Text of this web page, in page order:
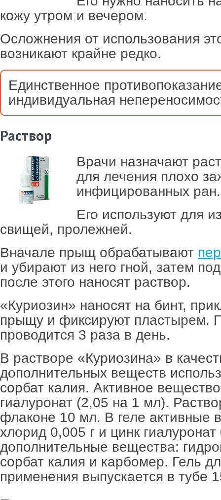
кожу утром и вечером.
Осложнения от использования
возникают крайне редко.
Единственное
индивидуальная
Раствор
Врачи назначают
для лечения плохо
инфицированных ран.
Его используют для
свищей, пролежней.
Вначале прыщ обрабатывают
и убирают из него гной, затем
после этого наносят раствор.
«Куриозин» наносят на бинт,
прыщу и фиксируют пластырем.
проводится 3 раза в день.
В растворе «Куриозина» в
дополнительных веществ
сорбат калия. Активное
гиалуронат (2,05 на 1 мл).
флаконе 10 мл. В геле активные
хлорид 0,005 г и цинк гиалуронат
дополнительные вещества:
сорбат калия и карбомер. Гель
применения выпускается в тубе